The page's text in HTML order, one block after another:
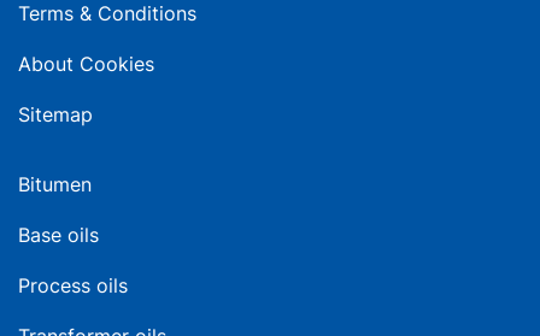
Terms & Conditions
About Cookies
Sitemap
Bitumen
Base oils
Process oils